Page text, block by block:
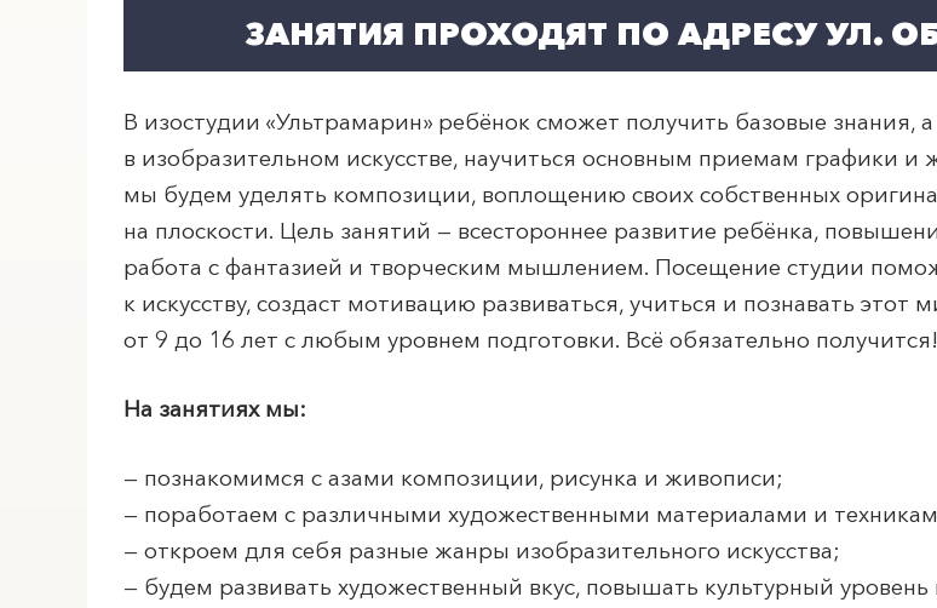
ЗАНЯТИЯ ПРОХОДЯТ ПО АДРЕСУ УЛ.
В изостудии «Ультрамарин» ребёнок сможет получить базовые знания,
в изобразительном искусстве, научиться основным приемам графики
мы будем уделять композиции, воплощению своих собственных
на плоскости. Цель занятий — всестороннее развитие ребёнка,
работа с фантазией и творческим мышлением. Посещение студии
к искусству, создаст мотивацию развиваться, учиться и познавать
от 9 до 16 лет с любым уровнем подготовки. Всё обязательно получится!
На занятиях мы:
— познакомимся с азами композиции, рисунка и живописи;
— поработаем с различными художественными материалами и
— откроем для себя разные жанры изобразительного искусства;
— будем развивать художественный вкус, повышать культурный